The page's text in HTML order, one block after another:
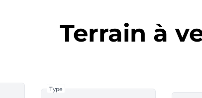
Terrain à
Type